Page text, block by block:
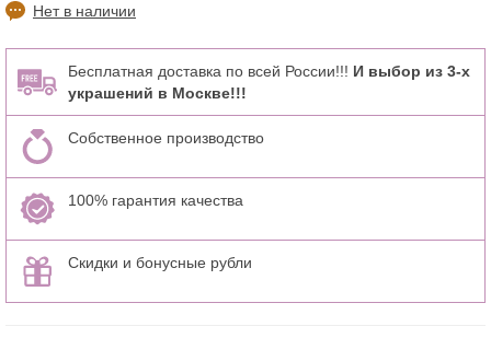
Нет в наличии
Бесплатная доставка по всей России!!! И выбор из 3-х
украшений в Москве!!!
Собственное производство
100% гарантия качества
Скидки и бонусные рубли